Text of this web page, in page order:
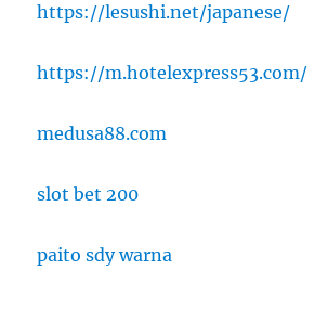
https://lesushi.net/japanese/
https://m.hotelexpress53.com/
medusa88.com
slot bet 200
paito sdy warna